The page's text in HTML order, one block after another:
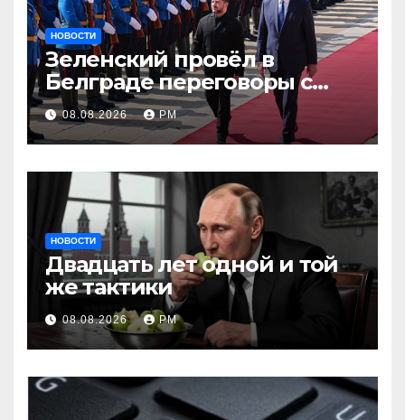
НОВОСТИ
Зеленский провёл в
Белграде переговоры с
Вучичем
08.08.2026 РМ
НОВОСТИ
Двадцать лет одной и той
же тактики
08.08.2026 РМ